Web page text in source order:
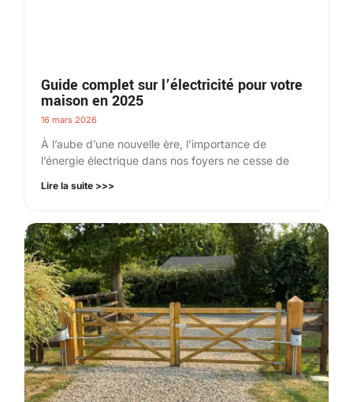
Guide complet sur l’électricité pour votre
maison en 2025
16 mars 2026
À l’aube d’une nouvelle ère, l’importance de
l’énergie électrique dans nos foyers ne cesse de
Lire la suite >>>